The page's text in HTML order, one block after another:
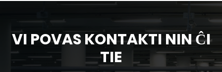
VI POVAS KONTAKTI NIN ĈI
TIE